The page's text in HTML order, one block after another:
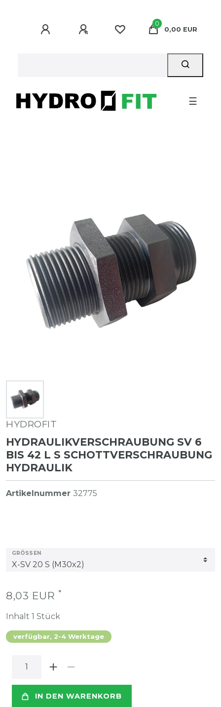
0
0,00 EUR
☰
HYDROFIT
HYDRAULIKVERSCHRAUBUNG SV 6
BIS 42 L S SCHOTTVERSCHRAUBUNG
HYDRAULIK
Artikelnummer 32775
GRÖSSEN
8,03 EUR *
Inhalt 1 Stück
verfügbar, 2-4 Werktage
IN DEN WARENKORB